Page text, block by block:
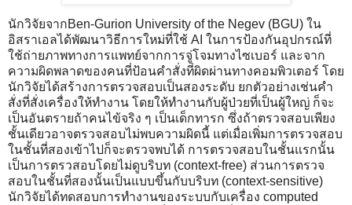
นักวิจัยจากBen-Gurion University of the Negev (BGU) ใน
อิสราเอลได้พัฒนาวิธีการใหม่ที่ใช้ AI ในการป้องกันอุปกรณ์ที่
ใช้ถ่ายภาพทางการแพทย์จากการจู่โจมทางไซเบอร์ และจาก
ความผิดพลาดของคนที่ป้อนคำสั่งที่ผิดผ่านทางคอมพิวเตอร์ โดย
นักวิจัยได้สร้างการตรวจสอบเป็นสองระดับ ยกตัวอย่างเช่นคำ
สั่งที่สั่งเครื่องให้ทำงาน โดยให้ทำงานกับผู้ป่วยที่เป็นผู้ใหญ่ ก็จะ
เป็นอันตรายถ้าคนไข้จริง ๆ เป็นเด็กทารก ซึ่งถ้าตรวจสอบเพียง
ชั้นเดียวอาจตรวจสอบไม่พบความผิดนี้ แต่เมื่อเพิ่มการตรวจสอบ
ในชั้นที่สองเข้าไปก็จะตรวจพบได้ การตรวจสอบในชั้นแรกนั้น
เป็นการตรวสอบโดยไม่ดูบริบท (context-free) ส่วนการตรวจ
สอบในชั้นที่สองนั้นเป็นแบบขึ้นกับบริบท (context-sensitive)
นักวิจัยได้ทดสอบการทำงานของระบบกับเครื่อง computed